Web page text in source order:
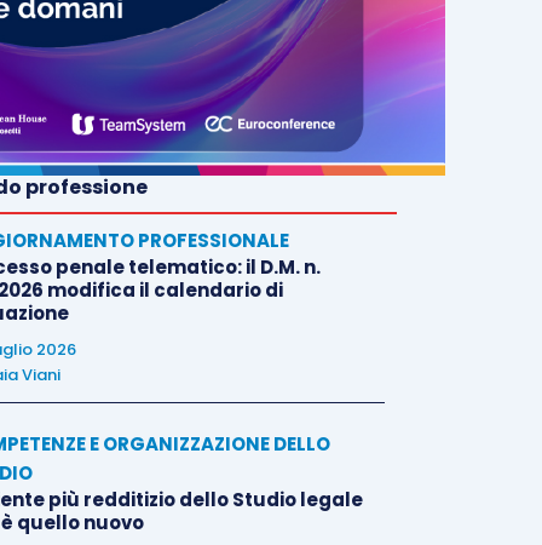
professione
PROFESSIONALE
penale telematico: il D.M. n.
modifica il calendario di
2026
Viani
E ORGANIZZAZIONE DELLO
più redditizio dello Studio legale
quello nuovo